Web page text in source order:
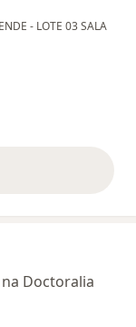
- LOTE 03 SALA
Doctoralia